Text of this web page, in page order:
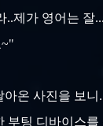
..제가 영어는 잘
온 사진을 보니
부팅 디바이스를